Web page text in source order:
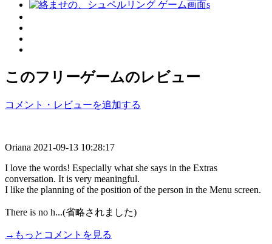
このフリーゲームのレビュー
コメント・レビューを追加する
Oriana 2021-09-13 10:28:17
I love the words! Especially what she says in the Extras
conversation. It is very meaningful.
I like the planning of the position of the person in the Menu screen.
There is no h...(省略されました)
→もっとコメントを見る